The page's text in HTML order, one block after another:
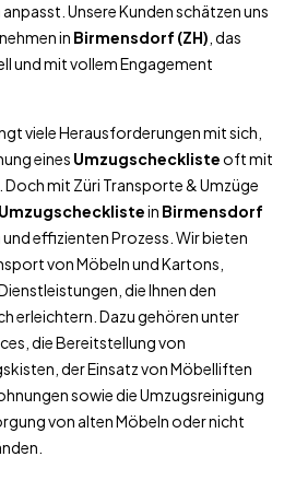
Unsere Kunden schätzen uns
in Birmensdorf (ZH) , das
und mit vollem Engagement
viele Herausforderungen mit sich,
eines Umzugschecklisteoft mit
Doch mit Züri Transporte & Umzüge
Umzugschecklistein Birmensdorf
effizienten Prozess. Wir bieten
von Möbeln und Kartons,
die Ihnen den
erleichtern. Dazu gehören unter
die Bereitstellung von
der Einsatz von Möbelliften
sowie die Umzugsreinigung
von alten Möbeln oder nicht